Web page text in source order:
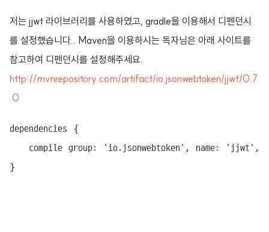
저는 jjwt 라이브러리를 사용하였고, gradle을 이용해서 디펜던시
를 설정했습니다.. Maven을 이용하시는 독자님은 아래 사이트를
참고하여 디펜던시를 설정해주세요.
http://mvnrepository.com/artifact/io.jsonwebtoken/jjwt/0.7
.0
dependencies {